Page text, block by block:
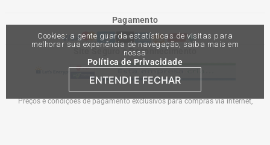
Cookies: a gente guarda estatísticas de visitas para
melhorar sua experiência de navegação, saiba mais em
nossa
Política de Privacidade
ENTENDI E FECHAR
Pagamento
Site Seguro e Reconhecimento
Preços e condições de pagamento exclusivos para compras via internet,